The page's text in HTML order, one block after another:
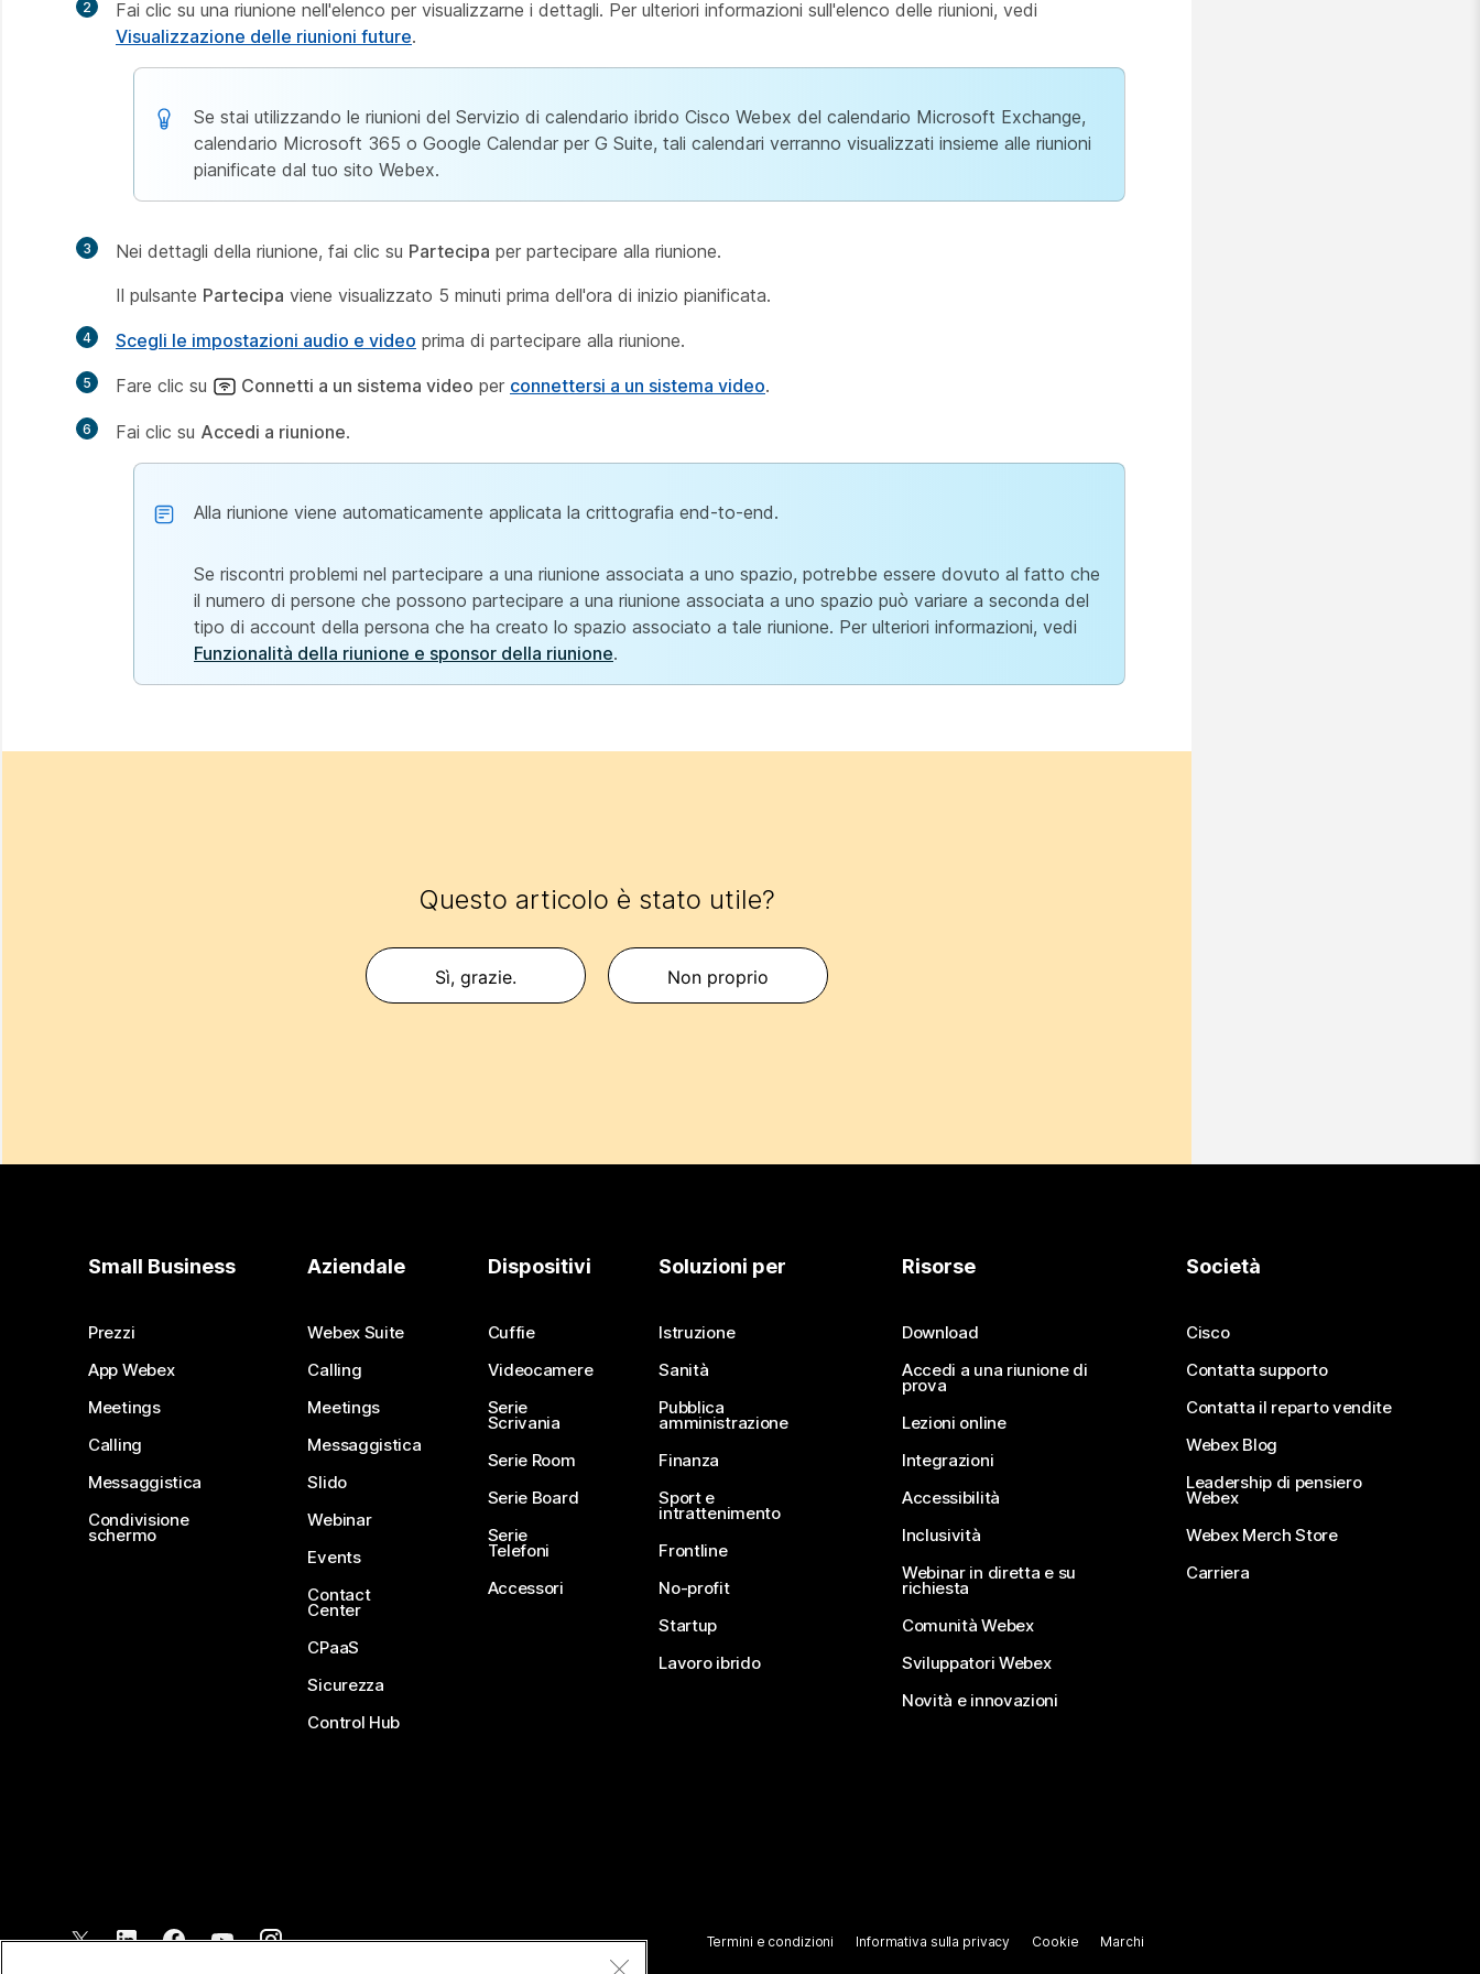
2
Fai clic su una riunione nell'elenco per visualizzarne i dettagli. Per ulteriori informazioni sull'elenco delle riunioni, vedi
Visualizzazione delle riunioni future.
Se stai utilizzando le riunioni del Servizio di calendario ibrido Cisco Webex del calendario Microsoft Exchange,
calendario Microsoft 365 o Google Calendar per G Suite, tali calendari verranno visualizzati insieme alle riunioni
pianificate dal tuo sito Webex.
3 Nei dettagli della riunione, fai clic su Partecipa per partecipare alla riunione.
Il pulsante Partecipa viene visualizzato 5 minuti prima dell'ora di inizio pianificata.
4 Scegli le impostazioni audio e video prima di partecipare alla riunione.
5 Fare clic su Connetti a un sistema video per connettersi a un sistema video.
6 Fai clic su Accedi a riunione.
Alla riunione viene automaticamente applicata la crittografia end-to-end.
Se riscontri problemi nel partecipare a una riunione associata a uno spazio, potrebbe essere dovuto al fatto che
il numero di persone che possono partecipare a una riunione associata a uno spazio può variare a seconda del
tipo di account della persona che ha creato lo spazio associato a tale riunione. Per ulteriori informazioni, vedi
Funzionalità della riunione e sponsor della riunione.
Questo articolo è stato utile?
Sì, grazie. Non proprio
Small Business
Prezzi
App Webex
Meetings
Calling
Messaggistica
Condivisione
schermo
Aziendale
Webex Suite
Calling
Meetings
Messaggistica
Slido
Webinar
Events
Contact
Center
CPaaS
Sicurezza
Control Hub
Dispositivi
Cuffie
Videocamere
Serie
Scrivania
Serie Room
Serie Board
Serie
Telefoni
Accessori
Soluzioni per
Istruzione
Sanità
Pubblica
amministrazione
Finanza
Sport e
intrattenimento
Frontline
No-profit
Startup
Lavoro ibrido
Risorse
Download
Accedi a una riunione di
prova
Lezioni online
Integrazioni
Accessibilità
Inclusività
Webinar in diretta e su
richiesta
Comunità Webex
Sviluppatori Webex
Novità e innovazioni
Società
Cisco
Contatta supporto
Contatta il reparto vendite
Webex Blog
Leadership di pensiero
Webex
Webex Merch Store
Carriera
Termini e condizioni Informativa sulla privacy Cookie Marchi